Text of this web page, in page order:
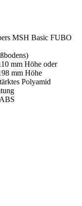
MSH Basic FUBO
mm Höhe oder
mm Höhe
Polyamid